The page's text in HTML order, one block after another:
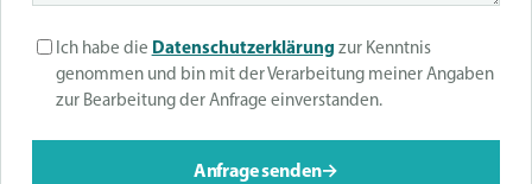
Ich habe die Datenschutzerklärung zur Kenntnis
genommen und bin mit der Verarbeitung meiner Angaben
zur Bearbeitung der Anfrage einverstanden.
Anfrage senden→